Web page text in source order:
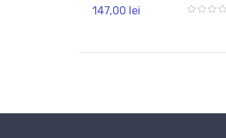
147,00 lei